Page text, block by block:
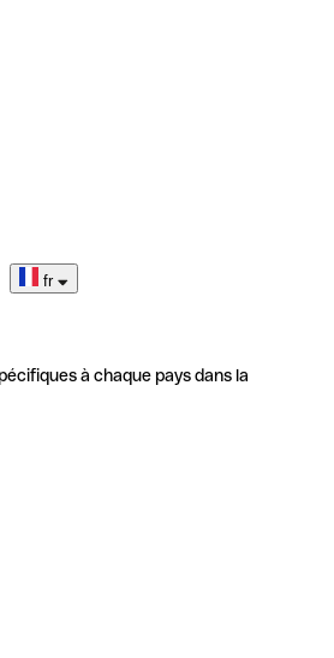
fr
à chaque pays dans la